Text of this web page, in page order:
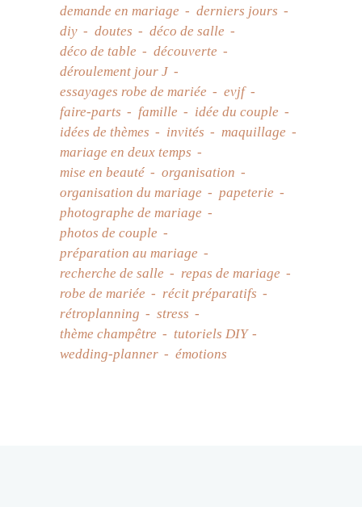
demande en mariage
derniers jours
diy
doutes
déco de salle
déco de table
découverte
déroulement jour J
essayages robe de mariée
evjf
faire-parts
famille
idée du couple
idées de thèmes
invités
maquillage
mariage en deux temps
mise en beauté
organisation
organisation du mariage
papeterie
photographe de mariage
photos de couple
préparation au mariage
recherche de salle
repas de mariage
robe de mariée
récit préparatifs
rétroplanning
stress
thème champêtre
tutoriels DIY
wedding-planner
émotions